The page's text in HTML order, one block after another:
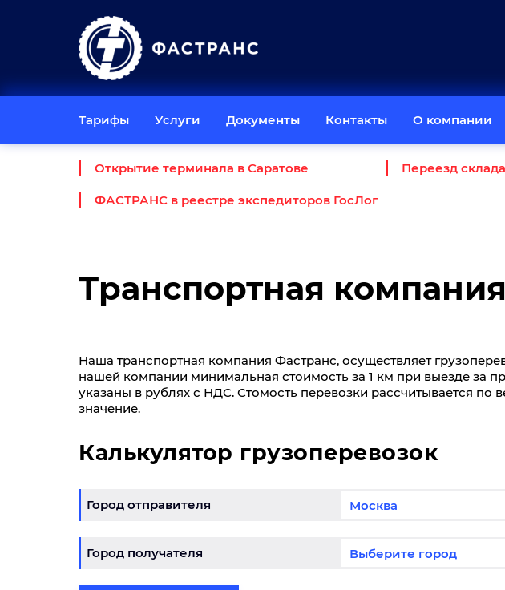
Тарифы Услуги Документы Контакты О компании
Открытие терминала в Саратове Переезд
ФАСТРАНС в реестре экспедиторов ГосЛог
Транспортная
Наша транспортная компания Фастранс, осуществляет
нашей компании минимальная стоимость за 1 км при выезде за
указаны в рублях с НДС. Стомость перевозки рассчитывается по
значение.
Калькулятор грузоперевозок
Город отправителя
Город получателя